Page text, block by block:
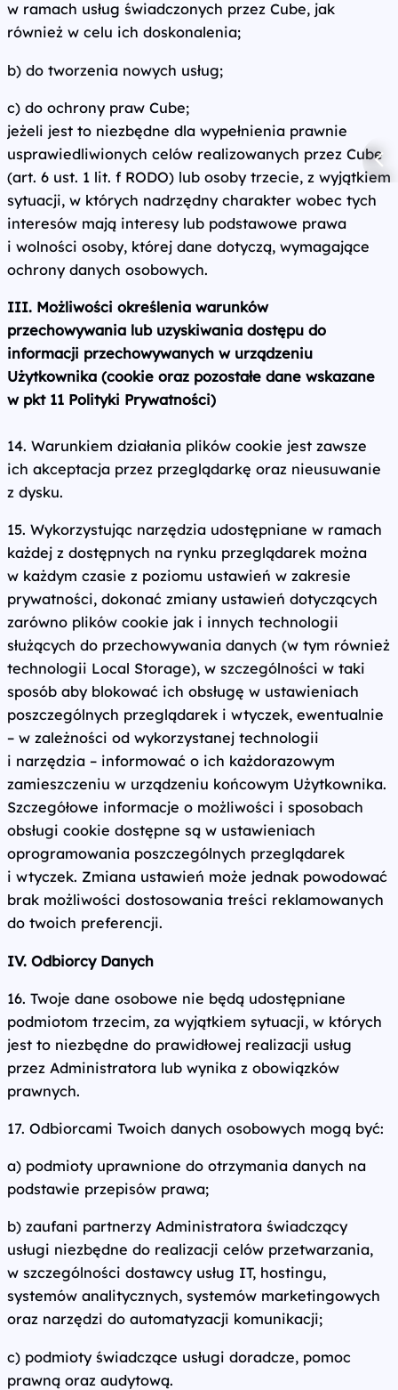
w ramach usług świadczonych przez Cube, jak
również w celu ich doskonalenia;
b) do tworzenia nowych usług;
c) do ochrony praw Cube;
jeżeli jest to niezbędne dla wypełnienia prawnie
usprawiedliwionych celów realizowanych przez Cube
(art. 6 ust. 1 lit. f RODO) lub osoby trzecie, z wyjątkiem
sytuacji, w których nadrzędny charakter wobec tych
interesów mają interesy lub podstawowe prawa
i wolności osoby, której dane dotyczą, wymagające
ochrony danych osobowych.
III. Możliwości określenia warunków
przechowywania lub uzyskiwania dostępu do
informacji przechowywanych w urządzeniu
Użytkownika (cookie oraz pozostałe dane wskazane
w pkt 11 Polityki Prywatności)
14. Warunkiem działania plików cookie jest zawsze
ich akceptacja przez przeglądarkę oraz nieusuwanie
z dysku.
15. Wykorzystując narzędzia udostępniane w ramach
każdej z dostępnych na rynku przeglądarek można
w każdym czasie z poziomu ustawień w zakresie
prywatności, dokonać zmiany ustawień dotyczących
zarówno plików cookie jak i innych technologii
służących do przechowywania danych (w tym również
technologii Local Storage), w szczególności w taki
sposób aby blokować ich obsługę w ustawieniach
poszczególnych przeglądarek i wtyczek, ewentualnie
– w zależności od wykorzystanej technologii
i narzędzia – informować o ich każdorazowym
zamieszczeniu w urządzeniu końcowym Użytkownika.
Szczegółowe informacje o możliwości i sposobach
obsługi cookie dostępne są w ustawieniach
oprogramowania poszczególnych przeglądarek
i wtyczek. Zmiana ustawień może jednak powodować
brak możliwości dostosowania treści reklamowanych
do twoich preferencji.
IV. Odbiorcy Danych
16. Twoje dane osobowe nie będą udostępniane
podmiotom trzecim, za wyjątkiem sytuacji, w których
jest to niezbędne do prawidłowej realizacji usług
przez Administratora lub wynika z obowiązków
prawnych.
17. Odbiorcami Twoich danych osobowych mogą być:
a) podmioty uprawnione do otrzymania danych na
podstawie przepisów prawa;
b) zaufani partnerzy Administratora świadczący
usługi niezbędne do realizacji celów przetwarzania,
w szczególności dostawcy usług IT, hostingu,
systemów analitycznych, systemów marketingowych
oraz narzędzi do automatyzacji komunikacji;
c) podmioty świadczące usługi doradcze, pomoc
prawną oraz audytową.